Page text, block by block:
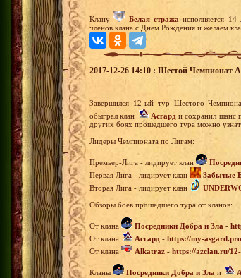
Клану Белая стража исполняется
членов клана с Днем Рождения и желаем
2017-12-26 14:10 : Шестой Чемпионат
Завершился 12-ый тур Шестого
обыграл клан
Асгард и сохранил шанс
других боях прошедшего тура можно
Лидеры Чемпионата по Лигам:
Премьер-Лига - лидирует клан
Первая Лига - лидирует клан
Забытые
Вторая Лига - лидирует клан
Обзоры боев прошедшего тура от кланов:
От клана Посредники Добра и Зла -
От клана
Асгард - https://my-
От клана
Alkatraz - https://azclan.ru/
Кланы Посредники Добра и Зла и